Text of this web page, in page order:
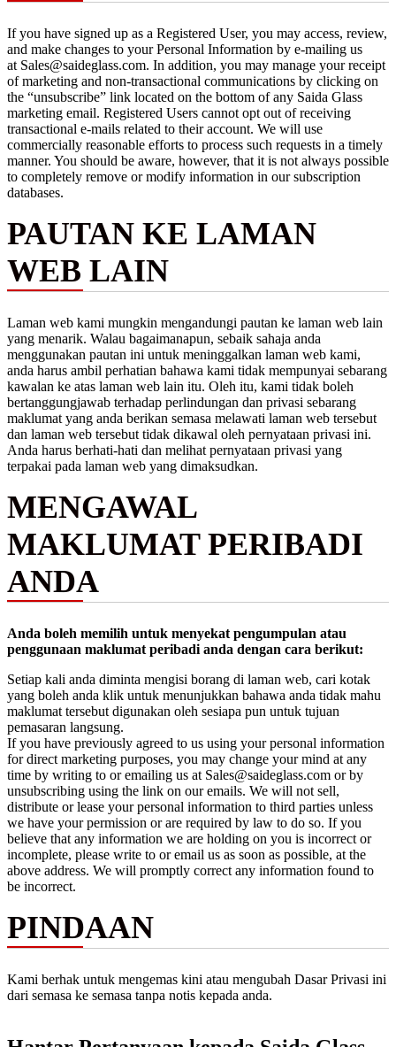
If you have signed up as a Registered User, you may access, review,
and make changes to your Personal Information by e-mailing us
at Sales@saideglass.com. In addition, you may manage your receipt
of marketing and non-transactional communications by clicking on
the “unsubscribe” link located on the bottom of any Saida Glass
marketing email. Registered Users cannot opt out of receiving
transactional e-mails related to their account. We will use
commercially reasonable efforts to process such requests in a timely
manner. You should be aware, however, that it is not always possible
to completely remove or modify information in our subscription
databases.
PAUTAN KE LAMAN
WEB LAIN
Laman web kami mungkin mengandungi pautan ke laman web lain
yang menarik. Walau bagaimanapun, sebaik sahaja anda
menggunakan pautan ini untuk meninggalkan laman web kami,
anda harus ambil perhatian bahawa kami tidak mempunyai sebarang
kawalan ke atas laman web lain itu. Oleh itu, kami tidak boleh
bertanggungjawab terhadap perlindungan dan privasi sebarang
maklumat yang anda berikan semasa melawati laman web tersebut
dan laman web tersebut tidak dikawal oleh pernyataan privasi ini.
Anda harus berhati-hati dan melihat pernyataan privasi yang
terpakai pada laman web yang dimaksudkan.
MENGAWAL
MAKLUMAT PERIBADI
ANDA
Anda boleh memilih untuk menyekat pengumpulan atau
penggunaan maklumat peribadi anda dengan cara berikut:
Setiap kali anda diminta mengisi borang di laman web, cari kotak
yang boleh anda klik untuk menunjukkan bahawa anda tidak mahu
maklumat tersebut digunakan oleh sesiapa pun untuk tujuan
pemasaran langsung.
If you have previously agreed to us using your personal information
for direct marketing purposes, you may change your mind at any
time by writing to or emailing us at Sales@saideglass.com or by
unsubscribing using the link on our emails. We will not sell,
distribute or lease your personal information to third parties unless
we have your permission or are required by law to do so. If you
believe that any information we are holding on you is incorrect or
incomplete, please write to or email us as soon as possible, at the
above address. We will promptly correct any information found to
be incorrect.
PINDAAN
Kami berhak untuk mengemas kini atau mengubah Dasar Privasi ini
dari semasa ke semasa tanpa notis kepada anda.